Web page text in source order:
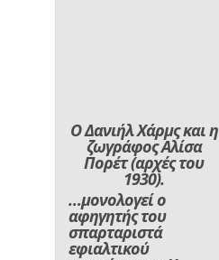
Ο Δανιήλ Χάρμς και η
ζωγράφος Αλίσα
Πορέτ (αρχές του
1930).
…μονολογεί ο
αφηγητής του
σπαρταριστά
εφιαλτικού